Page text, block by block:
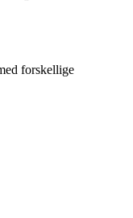
forskellige